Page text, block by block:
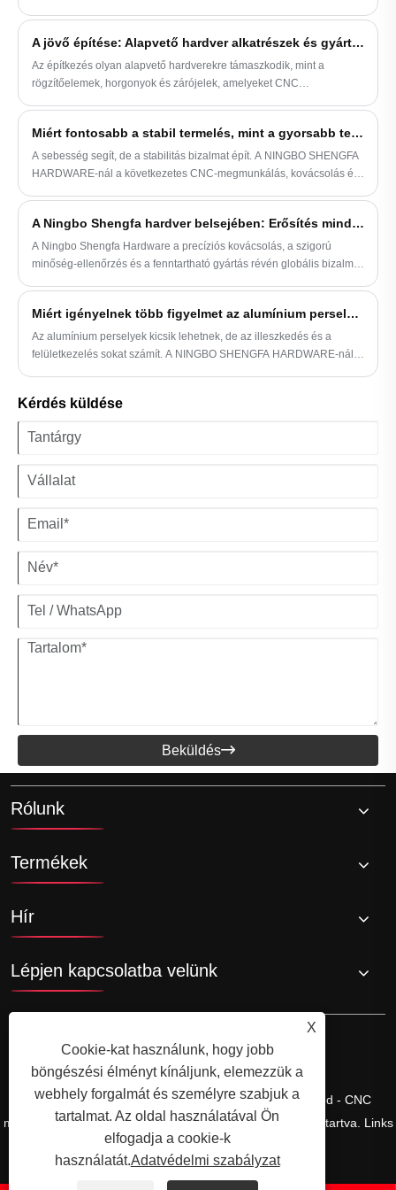
amelyek nagy pontosságot, precizitást és
minőséget igényelnek. Folyamatosan
gyártunk nejlonból megmunkált
alkatrészeket, amelyek megfelelnek vagy
meghaladják ügyfeleink elvárásait.
és gyártási tapasztalatunkkal képesek
terméktervezés optimalizálása, jobb
megoldások és a költségek csökkentése
terén.
A jövő építése: Alapvető hardver alkatrészek és gyártási folyamataik az építőiparban
Az építkezés olyan alapvető hardverekre támaszkodik, mint a
rögzítőelemek, horgonyok és zárójelek, amelyeket CNC
megoldásokat kínál, amelyek biztosítják a biztonságot, a tartósságot
és a hatékonyságot.
Miért fontosabb a stabil termelés, mint a gyorsabb termelés?
A sebesség segít, de a stabilitás bizalmat épít. A NINGBO SHENGFA
HARDWARE-nál a következetes CNC-megmunkálás, kovácsolás és
használatot.
A Ningbo Shengfa hardver belsejében: Erősítés minden csavarban
A Ningbo Shengfa Hardware a precíziós kovácsolás, a szigorú
minőség-ellenőrzés és a fenntartható gyártás révén globális bizalmat
Miért igényelnek több figyelmet az alumínium perselyek, mint amennyit a méretük sugall?
Az alumínium perselyek kicsik lehetnek, de az illeszkedés és a
felületkezelés sokat számít. A NINGBO SHENGFA HARDWARE-nál a
Kérdés küldése
Beküldés
Rólunk
Termékek
Hír
Lépjen kapcsolatba velünk
Copyright © Ningbo Shengfa Hardware Factory Limited - CNC
megmunkálás, kovácsolási szolgáltatás - Minden jog fenntartva. Links
Sitemap RSS XML Adatvédelmi szabályzat
X
Cookie-kat használunk, hogy jobb
böngészési élményt kínáljunk, elemezzük a
webhely forgalmát és személyre szabjuk a
tartalmat. Az oldal használatával Ön
elfogadja a cookie-k
használatát.Adatvédelmi szabályzat